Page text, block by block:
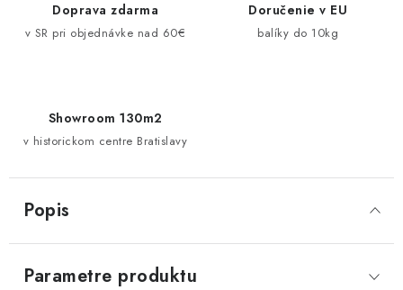
Doprava zdarma
v SR pri objednávke nad 60€
Doručenie v EU
balíky do 10kg
Showroom 130m2
v historickom centre Bratislavy
Popis
Parametre produktu